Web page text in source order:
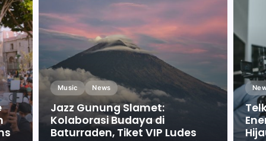
Music News
Jazz Gunung Slamet:
Kolaborasi Budaya di
Baturraden, Tiket VIP Ludes